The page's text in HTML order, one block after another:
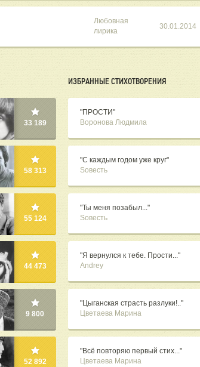
Любовная
лирика
30.01.2014
33 189
58 313
55 124
44 473
9 800
52 892
ИЗБРАННЫЕ СТИХОТВОРЕНИЯ
"ПРОСТИ"
Воронова Людмила
"С каждым годом уже круг"
Sовесть
"Ты меня позабыл..."
Sовесть
"Я вернулся к тебе. Прости..."
Andrey
"Цыганская страсть разлуки!.."
Цветаева Марина
"Всё повторяю первый стих..."
Цветаева Марина